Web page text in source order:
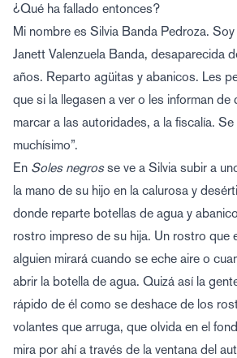
¿Qué ha fallado entonces?
Mi nombre es Silvia Banda Pedroza.
Janett Valenzuela Banda, desaparecida
años. Reparto agüitas y abanicos. Les
que si la llegasen a ver o les informan de
marcar a las autoridades, a la fiscalía.
muchísimo”.
En Soles negrosse ve a Silvia subir a
la mano de su hijo en la calurosa y
donde reparte botellas de agua y
rostro impreso de su hija. Un rostro que
alguien mirará cuando se eche aire o
abrir la botella de agua. Quizá así la
rápido de él como se deshace de los
volantes que arruga, que olvida en el
mira por ahí a través de la ventana del